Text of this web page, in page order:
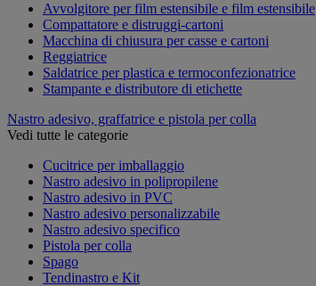
Avvolgitore per film estensibile e film estensibile
Compattatore e distruggi-cartoni
Macchina di chiusura per casse e cartoni
Reggiatrice
Saldatrice per plastica e termoconfezionatrice
Stampante e distributore di etichette
Nastro adesivo, graffatrice e pistola per colla
Vedi tutte le categorie
Cucitrice per imballaggio
Nastro adesivo in polipropilene
Nastro adesivo in PVC
Nastro adesivo personalizzabile
Nastro adesivo specifico
Pistola per colla
Spago
Tendinastro e Kit